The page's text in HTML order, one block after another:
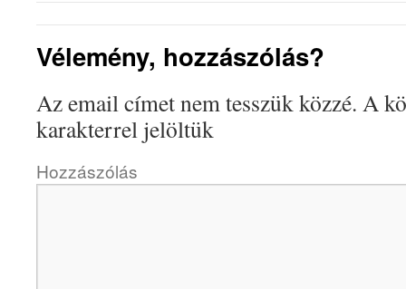
Vélemény, hozzászólás?
Az email címet nem tesszük közzé. A
karakterrel jelöltük
Hozzászólás